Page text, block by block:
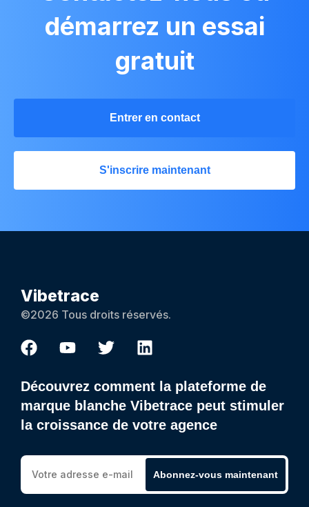
démarrez un essai
gratuit
Entrer en contact
S'inscrire maintenant
Vibetrace
©2026 Tous droits réservés.
Découvrez comment la plateforme de
marque blanche Vibetrace peut stimuler
la croissance de votre agence
Abonnez-vous maintenant